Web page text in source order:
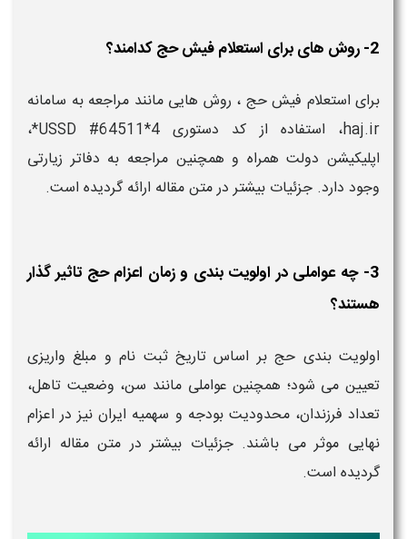
2- روش‌ های برای استعلام فیش حج کدامند؟
برای استعلام فیش حج ، روش‌ هایی مانند مراجعه به سامانه
haj.ir، استفاده از کد دستوری USSD #64511*4*،
اپلیکیشن دولت همراه و همچنین مراجعه به دفاتر زیارتی
وجود دارد. جزئیات بیشتر در متن مقاله ارائه گردیده است.
3- چه عواملی در اولویت بندی و زمان اعزام حج تاثیر گذار
هستند؟
اولویت بندی حج بر اساس تاریخ ثبت‌ نام و مبلغ واریزی
تعیین می‌ شود؛ همچنین عواملی مانند سن، وضعیت تاهل،
تعداد فرزندان، محدودیت بودجه و سهمیه ایران نیز در اعزام
نهایی موثر می‌ باشند. جزئیات بیشتر در متن مقاله ارائه
گردیده است.